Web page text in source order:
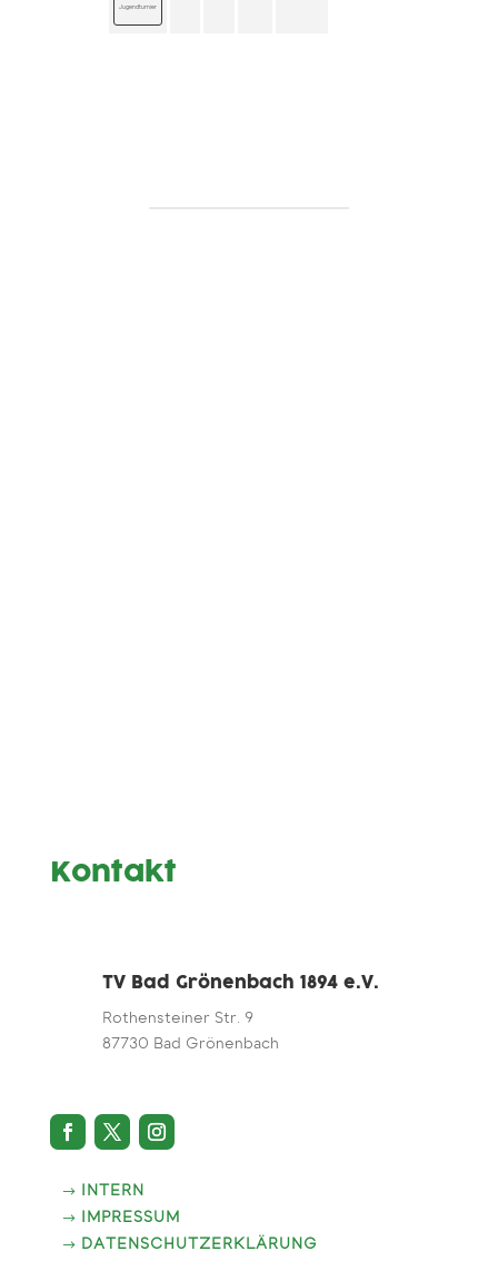
Jugendturnier
Kontakt
TV Bad Grönenbach 1894 e.V.
Rothensteiner Str. 9
87730 Bad Grönenbach
INTERN
IMPRESSUM
DATENSCHUTZERKLÄRUNG